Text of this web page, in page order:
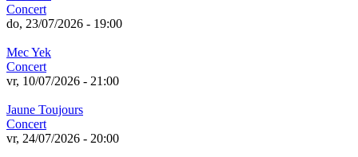
Concert
do, 23/07/2026 - 19:00
Mec Yek
Concert
vr, 10/07/2026 - 21:00
Jaune Toujours
Concert
vr, 24/07/2026 - 20:00